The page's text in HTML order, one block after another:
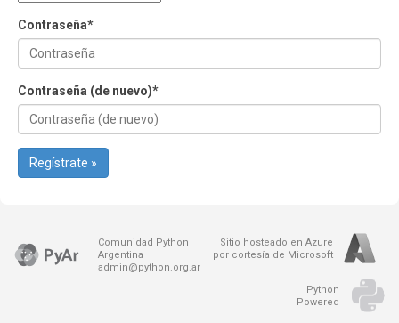
Contraseña*
Contraseña (de nuevo)*
Regístrate »
Comunidad Python
Argentina
admin@python.org.ar
Sitio hosteado en Azure
por cortesía de Microsoft
Python
Powered